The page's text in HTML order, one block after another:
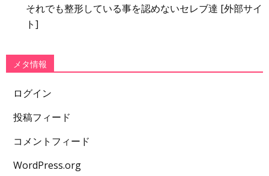
それでも整形している事を認めないセレブ達 [外部サイ
ト]
メタ情報
ログイン
投稿フィード
コメントフィード
WordPress.org